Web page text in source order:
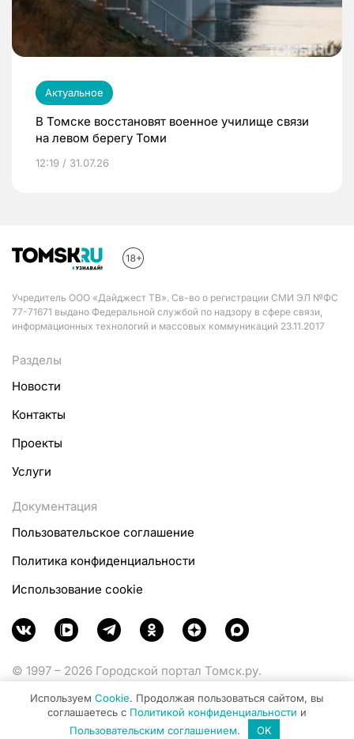
Актуальное
В Томске восстановят военное училище связи
на левом берегу Томи
12:19 / 31.07.26
Учредитель ООО «Дайджест ТВ». Св-во о регистрации СМИ ЭЛ №ФС
77-71671 выдано Федеральной службой по надзору в сфере связи,
информационных технологий и массовых коммуникаций 23.11.2017
Разделы
Новости
Контакты
Проекты
Услуги
Документация
Пользовательское соглашение
Политика конфиденциальности
Использование cookie
© 1997 – 2026 Городской портал Томск.ру.
Министерства цифрового развития, связи и массовых
коммуникаций Российской Федерации.
Используем Cookie. Продолжая пользоваться сайтом, вы
соглашаетесь с Политикой конфиденциальности и
Пользовательским соглашением. OK